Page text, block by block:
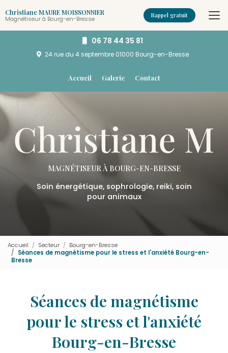
au
contenu
principal
06 78 44 35 81
24 rue du 4 septembre 01000 Bourg-en-Bresse
Accueil Galerie Contact
Christiane MAURE MOISSONNIER
Magnétiseur à Bourg-en-Bresse
Rappel gratuit
MAGNÉTISEUR À BOURG-EN-BRESSE
Soin énergétique, sophrologie, reiki, soin
pour animaux
Accueil Secteur
Bourg-en-Bresse
Séances de magnétisme pour le stress et l'anxiété Bourg-en-
Bresse
Séances de magnétisme
pour le stress et l'anxiété
Bourg-en-Bresse